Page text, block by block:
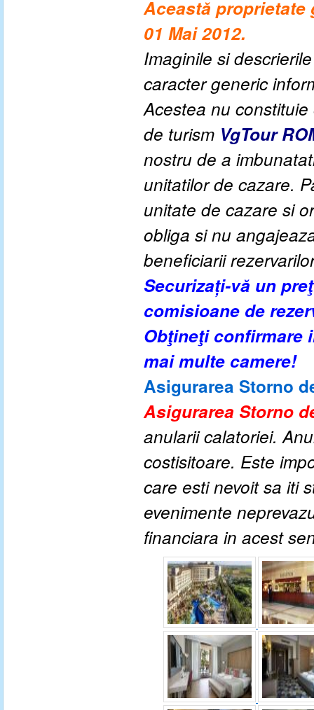
Această proprietate
01 Mai 2012.
Imaginile si
caracter generic
Acestea nu
de turism VgTour
nostru de a
unitatilor de cazare.
unitate de cazare si
obliga si nu
beneficiarii
Securizați-vă un
comisioane de
Obţineţi confirmare
mai multe camere!
Asigurarea Storno
Asigurarea Storno
anularii calatoriei.
costisitoare. Este
care esti nevoit sa iti
evenimente
financiara in acest